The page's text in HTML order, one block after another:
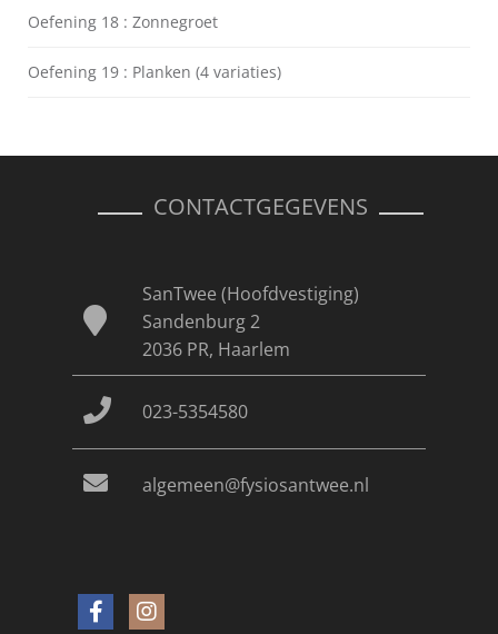
Oefening 18 : Zonnegroet
Oefening 19 : Planken (4 variaties)
CONTACTGEGEVENS
SanTwee (Hoofdvestiging)
Sandenburg 2
2036 PR, Haarlem
023-5354580
algemeen@fysiosantwee.nl